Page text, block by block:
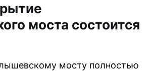
моста состоится
мосту полностью